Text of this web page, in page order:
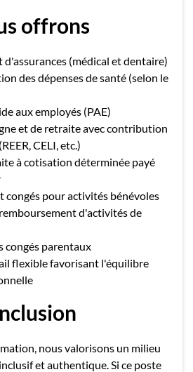
offrons
d'assurances (médical et dentaire)
des dépenses de santé (selon le
aux employés (PAE)
et de retraite avec contribution
CELI, etc.)
à cotisation déterminée payé
congés pour activités bénévoles
d'activités de
congés parentaux
flexible favorisant l'équilibre
nous valorisons un milieu
et authentique. Si ce poste